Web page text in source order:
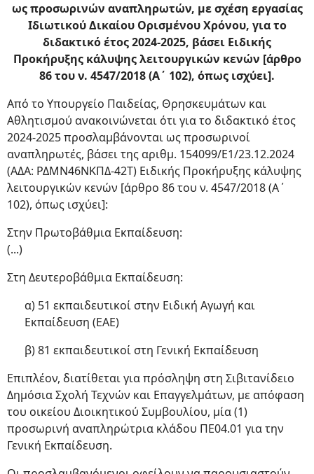
ως προσωρινών αναπληρωτών, με σχέση εργασίας
Ιδιωτικού Δικαίου Ορισμένου Χρόνου, για το
διδακτικό έτος 2024-2025, βάσει Ειδικής
Προκήρυξης κάλυψης λειτουργικών κενών [άρθρο
86 του ν. 4547/2018 (Α΄ 102), όπως ισχύει].
Από το Υπουργείο Παιδείας, Θρησκευμάτων και
Αθλητισμού ανακοινώνεται ότι για το διδακτικό έτος
2024-2025 προσλαμβάνονται ως προσωρινοί
αναπληρωτές, βάσει της αριθμ. 154099/Ε1/23.12.2024
(ΑΔΑ: ΡΔΜΝ46ΝΚΠΔ-42Τ) Ειδικής Προκήρυξης κάλυψης
λειτουργικών κενών [άρθρο 86 του ν. 4547/2018 (Α΄
102), όπως ισχύει]:
Στην Πρωτοβάθμια Εκπαίδευση:
(...)
Στη Δευτεροβάθμια Εκπαίδευση:
α) 51 εκπαιδευτικοί στην Ειδική Αγωγή και
Εκπαίδευση (ΕΑΕ)
β) 81 εκπαιδευτικοί στη Γενική Εκπαίδευση
Επιπλέον, διατίθεται για πρόσληψη στη Σιβιτανίδειο
Δημόσια Σχολή Τεχνών και Επαγγελμάτων, με απόφαση
του οικείου Διοικητικού Συμβουλίου, μία (1)
προσωρινή αναπληρώτρια κλάδου ΠΕ04.01 για την
Γενική Εκπαίδευση.